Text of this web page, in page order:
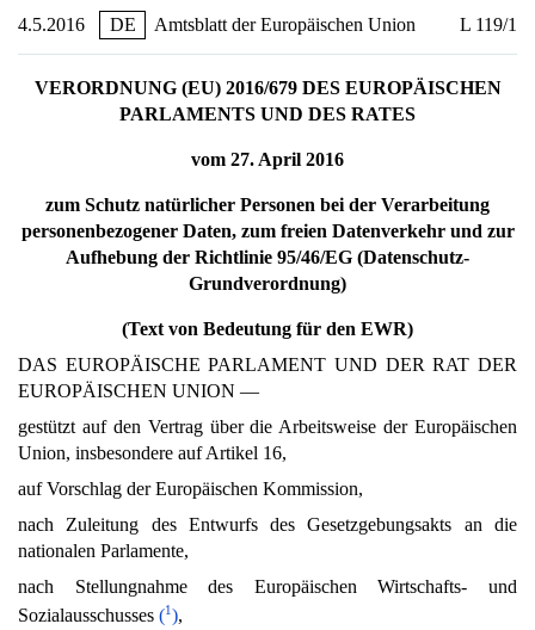
4.5.2016 DE Amtsblatt der Europäischen Union L 119/1
VERORDNUNG (EU) 2016/679 DES EUROPÄISCHEN
PARLAMENTS UND DES RATES
vom 27. April 2016
zum Schutz natürlicher Personen bei der Verarbeitung
personenbezogener Daten, zum freien Datenverkehr und zur
Aufhebung der Richtlinie 95/46/EG (Datenschutz-
Grundverordnung)
(Text von Bedeutung für den EWR)
DAS EUROPÄISCHE PARLAMENT UND DER RAT DER
EUROPÄISCHEN UNION —
gestützt auf den Vertrag über die Arbeitsweise der Europäischen
Union, insbesondere auf Artikel 16,
auf Vorschlag der Europäischen Kommission,
nach Zuleitung des Entwurfs des Gesetzgebungsakts an die
nationalen Parlamente,
nach Stellungnahme des Europäischen Wirtschafts- und
Sozialausschusses (1),